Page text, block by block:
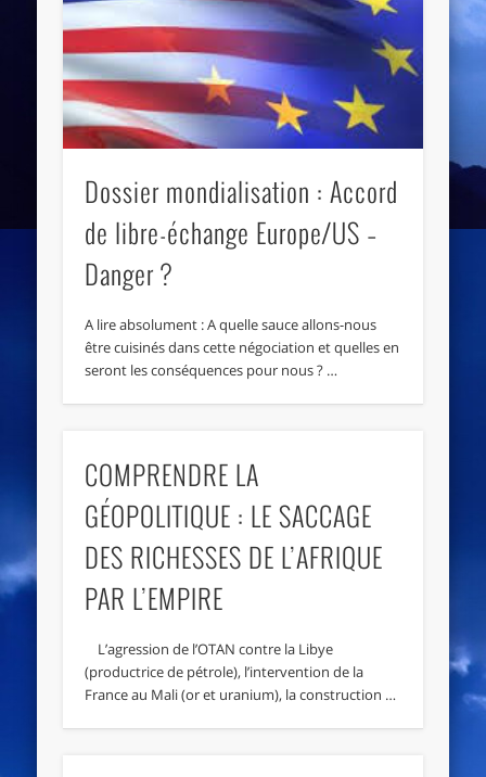
Dossier mondialisation : Accord
de libre-échange Europe/US –
Danger ?
A lire absolument : A quelle sauce allons-nous
être cuisinés dans cette négociation et quelles en
seront les conséquences pour nous ? …
COMPRENDRE LA
GÉOPOLITIQUE : LE SACCAGE
DES RICHESSES DE L’AFRIQUE
PAR L’EMPIRE
L’agression de l’OTAN contre la Libye
(productrice de pétrole), l’intervention de la
France au Mali (or et uranium), la construction …